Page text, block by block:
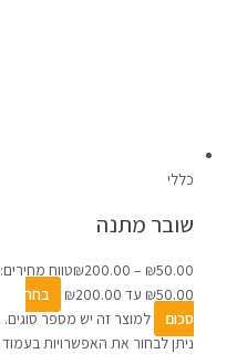
כללי
שובר מתנה
₪50.00
–
₪200.00
טווח מחירים:
בחר
סכום
למוצר זה יש מספר סוגים.
ניתן לבחור את האפשרויות בעמוד